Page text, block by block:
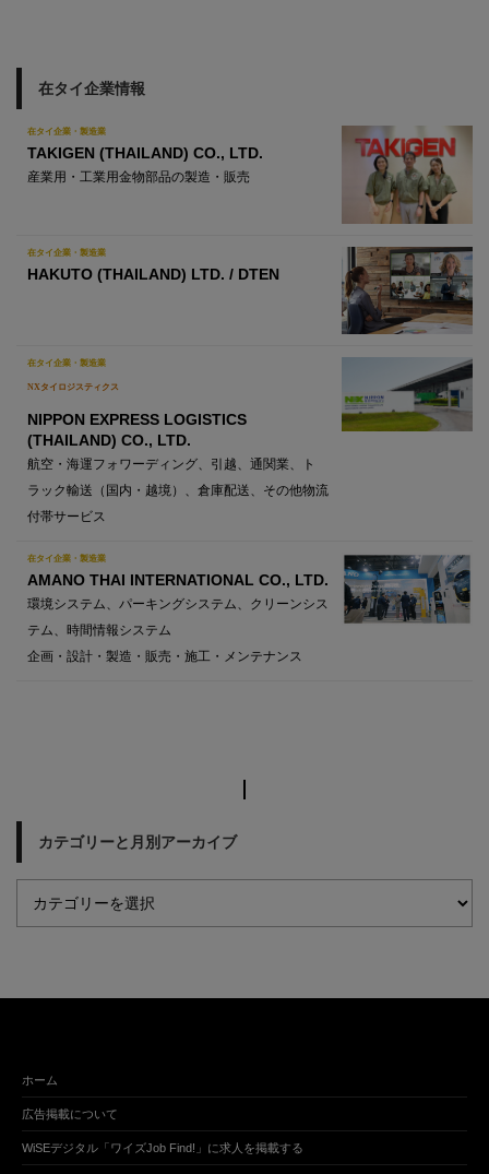
在タイ企業情報
在タイ企業・製造業
TAKIGEN (THAILAND) CO., LTD.
産業用・工業用金物部品の製造・販売
在タイ企業・製造業
HAKUTO (THAILAND) LTD. / DTEN
在タイ企業・製造業
NXタイロジスティクス
NIPPON EXPRESS LOGISTICS
(THAILAND) CO., LTD.
航空・海運フォワーディング、引越、通関業、ト
ラック輸送（国内・越境）、倉庫配送、その他物流
付帯サービス
在タイ企業・製造業
AMANO THAI INTERNATIONAL CO., LTD.
環境システム、パーキングシステム、クリーンシス
テム、時間情報システム
企画・設計・製造・販売・施工・メンテナンス
カテゴリーと月別アーカイブ
ホーム
広告掲載について
WiSEデジタル「ワイズJob Find!」に求人を掲載する